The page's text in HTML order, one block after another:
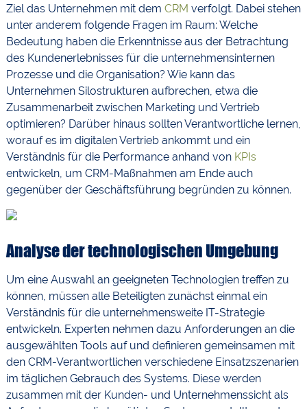
Ziel das Unternehmen mit dem CRM verfolgt. Dabei stehen
unter anderem folgende Fragen im Raum: Welche
Bedeutung haben die Erkenntnisse aus der Betrachtung
des Kundenerlebnisses für die unternehmensinternen
Prozesse und die Organisation? Wie kann das
Unternehmen Silostrukturen aufbrechen, etwa die
Zusammenarbeit zwischen Marketing und Vertrieb
optimieren? Darüber hinaus sollten Verantwortliche lernen,
worauf es im digitalen Vertrieb ankommt und ein
Verständnis für die Performance anhand von KPIs
entwickeln, um CRM-Maßnahmen am Ende auch
gegenüber der Geschäftsführung begründen zu können.
Analyse der technologischen Umgebung
Um eine Auswahl an geeigneten Technologien treffen zu
können, müssen alle Beteiligten zunächst einmal ein
Verständnis für die unternehmensweite IT-Strategie
entwickeln. Experten nehmen dazu Anforderungen an die
ausgewählten Tools auf und definieren gemeinsamen mit
den CRM-Verantwortlichen verschiedene Einsatzszenarien
im täglichen Gebrauch des Systems. Diese werden
zusammen mit der Kunden- und Unternehmenssicht als